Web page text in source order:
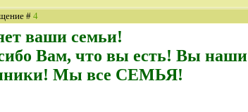
#4
ваши семьи!
Вам, что вы есть! Вы наши
Мы все СЕМЬЯ!